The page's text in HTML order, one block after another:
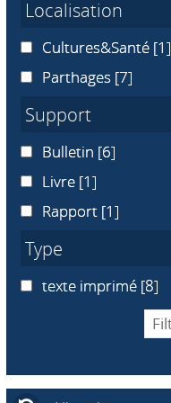
Localisation
Cultures&Santé
Cultures&Santé [1]
Parthages
Parthages [7]
Support
Bulletin
Bulletin [6]
LivreLivre [1]
Rapport
Rapport [1]
Type
texte imprimé
texte imprimé [8]